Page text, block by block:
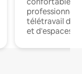
professionnels
télétravail
et d'espaces